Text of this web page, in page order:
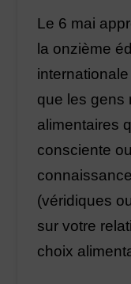
Le 6 mai
la onzième
que les gens
alimentaires
consciente
(véridiques
sur votre
choix